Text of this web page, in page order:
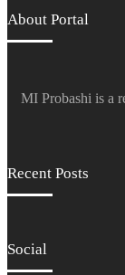
About Portal
MI Probashi is a
Recent Posts
Social